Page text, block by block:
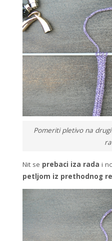
Pomeriti pletivo na
Nit se prebaci iza rada i
petljom iz prethodnog